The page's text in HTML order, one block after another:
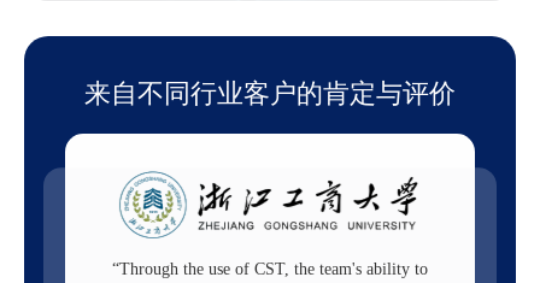
来自不同行业客户的肯定与评价
“Through the use of CST, the team's ability to